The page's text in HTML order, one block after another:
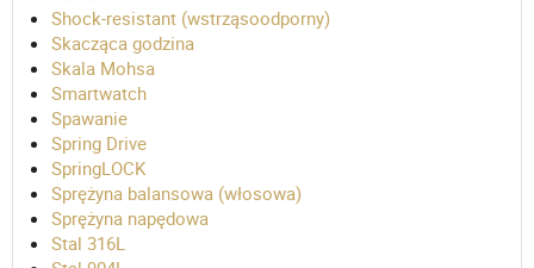
Shock-resistant (wstrząsoodporny)
Skacząca godzina
Skala Mohsa
Smartwatch
Spawanie
Spring Drive
SpringLOCK
Sprężyna balansowa (włosowa)
Sprężyna napędowa
Stal 316L